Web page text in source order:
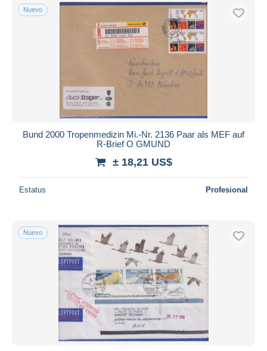
Nuevo
Bund 2000 Tropenmedizin Mi.-Nr. 2136 Paar als MEF auf
R-Brief O GMUND
± 18,21 US$
Estatus Profesional
Nuevo